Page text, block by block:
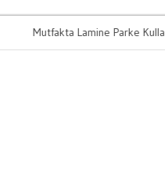
Mutfakta Lamine Parke Kullanilir Mi